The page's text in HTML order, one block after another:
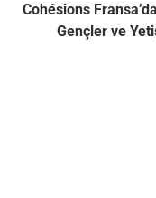
Cohésions
Gençler ve